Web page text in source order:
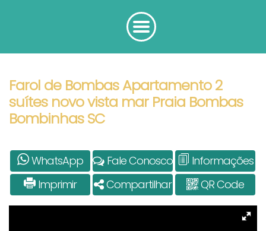
Farol de Bombas Apartamento 2
suítes novo vista mar Praia Bombas
Bombinhas SC
WhatsApp Fale Conosco
Informações
Imprimir
Compartilhar QR Code